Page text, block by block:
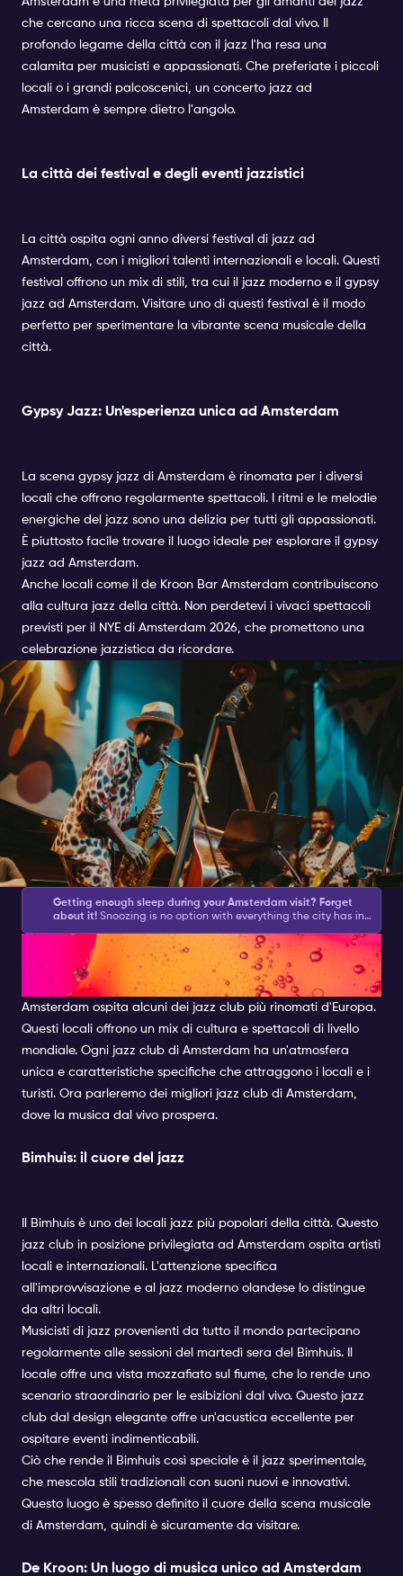
che cercano una ricca scena di spettacoli dal vivo. Il
profondo legame della città con il jazz l'ha resa una
calamita per musicisti e appassionati. Che preferiate i piccoli
locali o i grandi palcoscenici, un concerto jazz ad
Amsterdam è sempre dietro l'angolo.
La città dei festival e degli eventi jazzistici
La città ospita ogni anno diversi festival di jazz ad
Amsterdam, con i migliori talenti internazionali e locali. Questi
festival offrono un mix di stili, tra cui il jazz moderno e il gypsy
jazz ad Amsterdam. Visitare uno di questi festival è il modo
perfetto per sperimentare la vibrante scena musicale della
città.
Gypsy Jazz: Un'esperienza unica ad Amsterdam
La scena gypsy jazz di Amsterdam è rinomata per i diversi
locali che offrono regolarmente spettacoli. I ritmi e le melodie
energiche del jazz sono una delizia per tutti gli appassionati.
È piuttosto facile trovare il luogo ideale per esplorare il gypsy
jazz ad Amsterdam.
Anche locali come il de Kroon Bar Amsterdam contribuiscono
alla cultura jazz della città. Non perdetevi i vivaci spettacoli
previsti per il NYE di Amsterdam 2026, che promettono una
celebrazione jazzistica da ricordare.
Getting enough sleep during your Amsterdam visit? Forget
about it! Snoozing is no option with everything the city has in
Nightlife Ticket brings you at night.
Amsterdam asks for action
and with this list ofAmsterdam activities, you will be sure to
get plenty. We have created a good mix of partying, culture,
shopping and feeling like a local.
Alla scoperta dei migliori jazz
club di Amsterdam
Amsterdam ospita alcuni dei jazz club più rinomati d'Europa.
Questi locali offrono un mix di cultura e spettacoli di livello
mondiale. Ogni jazz club di Amsterdam ha un'atmosfera
unica e caratteristiche specifiche che attraggono i locali e i
turisti. Ora parleremo dei migliori jazz club di Amsterdam,
dove la musica dal vivo prospera.
Bimhuis: il cuore del jazz
Il Bimhuis è uno dei locali jazz più popolari della città. Questo
jazz club in posizione privilegiata ad Amsterdam ospita artisti
locali e internazionali. L'attenzione specifica
all'improvvisazione e al jazz moderno olandese lo distingue
da altri locali.
Musicisti di jazz provenienti da tutto il mondo partecipano
regolarmente alle sessioni del martedì sera del Bimhuis. Il
locale offre una vista mozzafiato sul fiume, che lo rende uno
scenario straordinario per le esibizioni dal vivo. Questo jazz
club dal design elegante offre un'acustica eccellente per
ospitare eventi indimenticabili.
Ciò che rende il Bimhuis così speciale è il jazz sperimentale,
che mescola stili tradizionali con suoni nuovi e innovativi.
Questo luogo è spesso definito il cuore della scena musicale
di Amsterdam, quindi è sicuramente da visitare.
De Kroon: Un luogo di musica unico ad Amsterdam